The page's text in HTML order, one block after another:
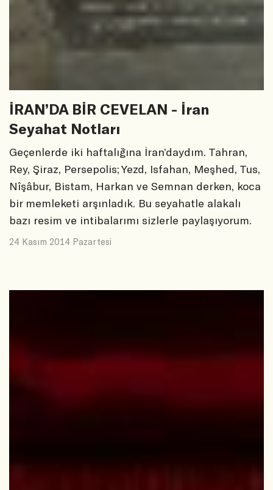
İRAN’DA BİR CEVELAN - İran
Seyahat Notları
Geçenlerde iki haftalığına İran’daydım. Tahran,
Rey, Şiraz, Persepolis; Yezd, Isfahan, Meşhed, Tus,
Nîşâbur, Bistam, Harkan ve Semnan derken, koca
bir memleketi arşınladık. Bu seyahatle alakalı
bazı resim ve intibalarımı sizlerle paylaşıyorum.
24 Kasım 2014 Pazartesi